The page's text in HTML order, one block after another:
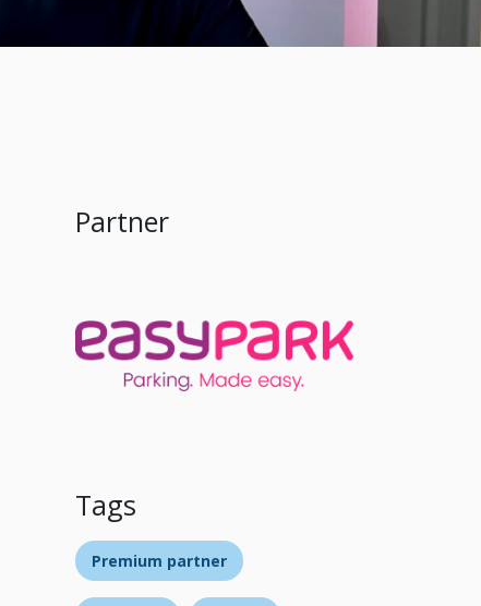
Partner
Tags
Premium partner